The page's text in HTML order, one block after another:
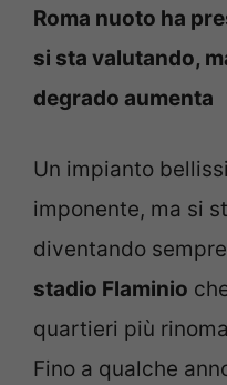
Roma nuoto ha
si sta valutando,
degrado aumenta
Un impianto
imponente, ma si
diventando
stadio Flaminio
quartieri più
Fino a qualche